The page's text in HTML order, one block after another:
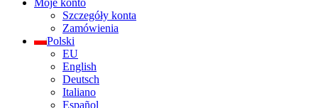
Szczegóły konta
Zamówienia
Polski
EU
English
Deutsch
Italiano
Español